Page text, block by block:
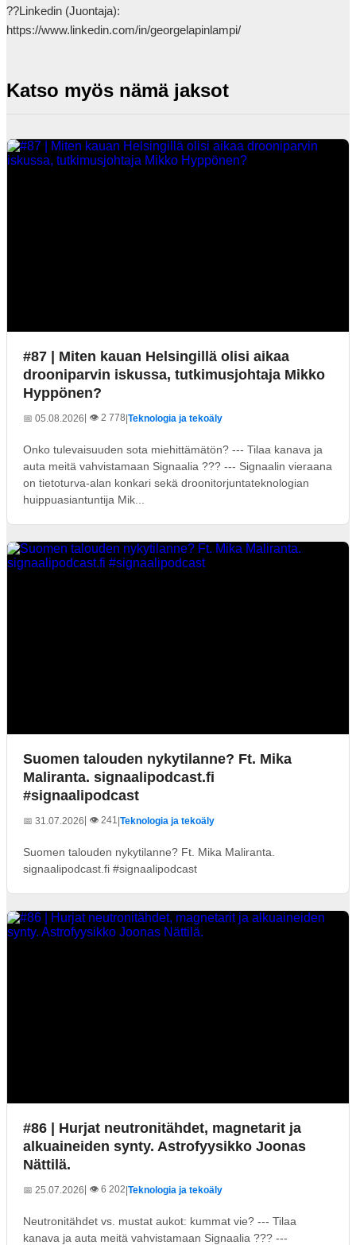
??Linkedin (Juontaja):
https://www.linkedin.com/in/georgelapinlampi/
Katso myös nämä jaksot
#87 | Miten kauan Helsingillä olisi aikaa
drooniparvin iskussa, tutkimusjohtaja Mikko
Hyppönen?
📅 05.08.2026| 👁️ 2 778 Teknologia ja tekoäly
Onko tulevaisuuden sota miehittämätön? --- Tilaa kanava ja
auta meitä vahvistamaan Signaalia ??? --- Signaalin vieraana
on tietoturva-alan konkari sekä droonitorjuntateknologian
huippuasiantuntija Mik...
Suomen talouden nykytilanne? Ft. Mika
Maliranta. signaalipodcast.fi
#signaalipodcast
📅 31.07.2026| 👁️ 241 Teknologia ja tekoäly
Suomen talouden nykytilanne? Ft. Mika Maliranta.
signaalipodcast.fi #signaalipodcast
#86 | Hurjat neutronitähdet, magnetarit ja
alkuaineiden synty. Astrofyysikko Joonas
Nättilä.
📅 25.07.2026| 👁️ 6 202 Teknologia ja tekoäly
Neutronitähdet vs. mustat aukot: kummat vie? --- Tilaa
kanava ja auta meitä vahvistamaan Signaalia ??? ---